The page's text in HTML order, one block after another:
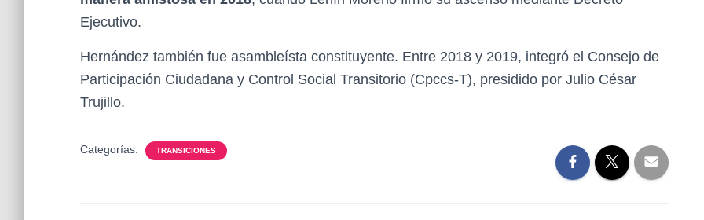
Ejecutivo.
Hernández también fue asambleísta constituyente. Entre 2018 y 2019, integró el Consejo de
Participación Ciudadana y Control Social Transitorio (Cpccs-T), presidido por Julio César
Trujillo.
Categorías: TRANSICIONES